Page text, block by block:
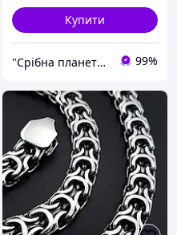
Купити
"Срібна планета" - магазин срібних прикрас 99%